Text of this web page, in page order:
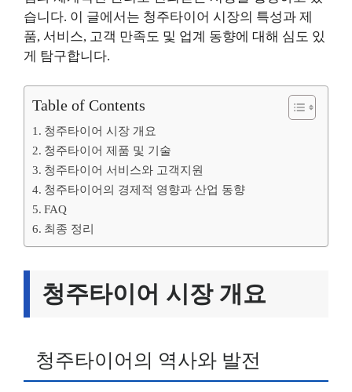
습니다. 이 글에서는 청주타이어 시장의 특성과 제
품, 서비스, 고객 만족도 및 업계 동향에 대해 심도 있
게 탐구합니다.
Table of Contents
청주타이어 시장 개요
청주타이어 제품 및 기술
청주타이어 서비스와 고객지원
청주타이어의 경제적 영향과 산업 동향
FAQ
최종 정리
청주타이어 시장 개요
청주타이어의 역사와 발전